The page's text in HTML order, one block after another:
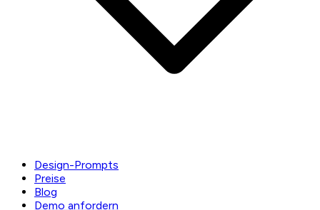
Design-Prompts
Preise
Blog
Demo anfordern